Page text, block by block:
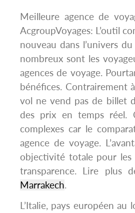
Meilleure agence de
AcgroupVoyages: L’outil
nouveau dans l’univers
nombreux sont les
agences de voyage.
bénéfices. Contrairement
vol ne vend pas de billet
des prix en temps réel.
complexes car le
agence de voyage.
objectivité totale pour
transparence. Lire plus
Marrakech.
L’Italie, pays européen